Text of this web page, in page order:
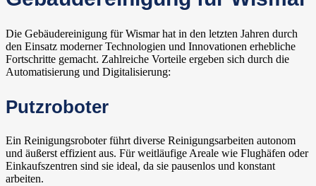
Die Gebäudereinigung für Wismar hat in den letzten Jahren durch
den Einsatz moderner Technologien und Innovationen erhebliche
Fortschritte gemacht. Zahlreiche Vorteile ergeben sich durch die
Automatisierung und Digitalisierung:
Putzroboter
Ein Reinigungsroboter führt diverse Reinigungsarbeiten autonom
und äußerst effizient aus. Für weitläufige Areale wie Flughäfen oder
Einkaufszentren sind sie ideal, da sie pausenlos und konstant
arbeiten.